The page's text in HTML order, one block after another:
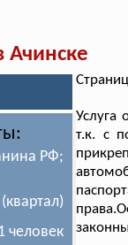
Ачинске
РФ;
человек
Услуга
т.к. с